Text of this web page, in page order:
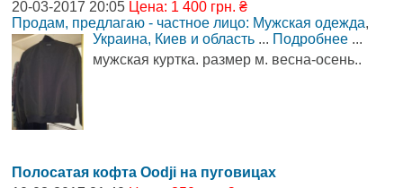
20-03-2017 20:05 Цена: 1 400 грн. ₴
Продам, предлагаю - частное лицо: Мужская одежда,
Украина, Киев и область ... Подробнее ...
мужская куртка. размер м. весна-осень..
Полосатая кофта Oodji на пуговицах